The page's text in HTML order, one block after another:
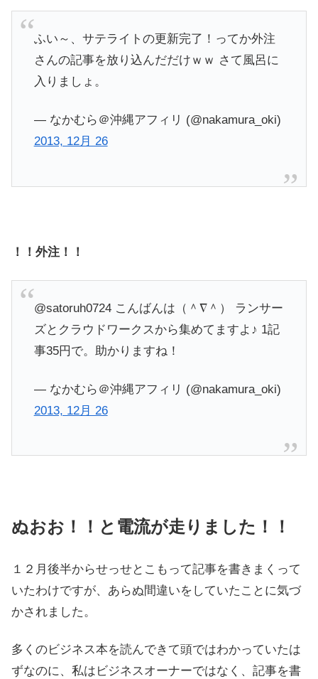
ふい～、サテライトの更新完了！ってか外注
さんの記事を放り込んだだけｗｗ さて風呂に
入りましょ。
— なかむら＠沖縄アフィリ (@nakamura_oki)
2013, 12月 26
！！外注！！
@satoruh0724 こんばんは（＾∇＾） ランサー
ズとクラウドワークスから集めてますよ♪ 1記
事35円で。助かりますね！
— なかむら＠沖縄アフィリ (@nakamura_oki)
2013, 12月 26
ぬおお！！と電流が走りました！！
１２月後半からせっせとこもって記事を書きまくって
いたわけですが、あらぬ間違いをしていたことに気づ
かされました。
多くのビジネス本を読んできて頭ではわかっていたは
ずなのに、私はビジネスオーナーではなく、記事を書